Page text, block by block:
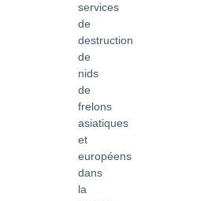
services
de
destruction
de
nids
de
frelons
asiatiques
et
européens
dans
la